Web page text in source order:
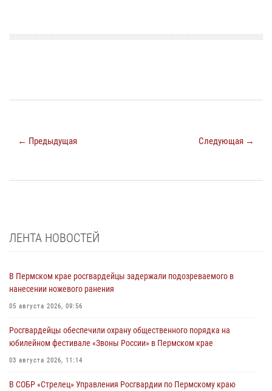
← Предыдущая Следующая →
ЛЕНТА НОВОСТЕЙ
В Пермском крае росгвардейцы задержали подозреваемого в
нанесении ножевого ранения
05 августа 2026, 09:56
Росгвардейцы обеспечили охрану общественного порядка на
юбилейном фестивале «Звоны России» в Пермском крае
03 августа 2026, 11:14
В СОБР «Стрелец» Управления Росгвардии по Пермскому краю